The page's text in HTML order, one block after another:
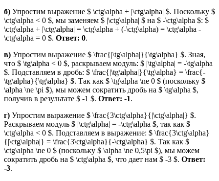
б) Упростим выражение $ \ctg\alpha + |\ctg\alpha| $. Поскольку $
\ctg\alpha < 0 $, мы заменяем $ |\ctg\alpha| $ на $ -\ctg\alpha $: $
\ctg\alpha + |\ctg\alpha| = \ctg\alpha + (-\ctg\alpha) = \ctg\alpha -
\ctg\alpha = 0 $. Ответ: 0.
в) Упростим выражение $ \frac{|\tg\alpha|}{\tg\alpha} $. Зная,
что $ \tg\alpha < 0 $, раскрываем модуль: $ |\tg\alpha| = -\tg\alpha
$. Подставляем в дробь: $ \frac{|\tg\alpha|}{\tg\alpha} = \frac{-
\tg\alpha}{\tg\alpha} $. Так как $ \tg\alpha \ne 0 $ (поскольку $
\alpha \ne \pi $), мы можем сократить дробь на $ \tg\alpha $,
получив в результате $ -1 $. Ответ: -1.
г) Упростим выражение $ \frac{3\ctg\alpha}{|\ctg\alpha|} $.
Раскрываем модуль $ |\ctg\alpha| = -\ctg\alpha $, так как $
\ctg\alpha < 0 $. Подставляем в выражение: $ \frac{3\ctg\alpha}
{|\ctg\alpha|} = \frac{3\ctg\alpha}{-\ctg\alpha} $. Так как $
\ctg\alpha \ne 0 $ (поскольку $ \alpha \ne 0,5\pi $), мы можем
сократить дробь на $ \ctg\alpha $, что дает нам $ -3 $. Ответ:
-3.